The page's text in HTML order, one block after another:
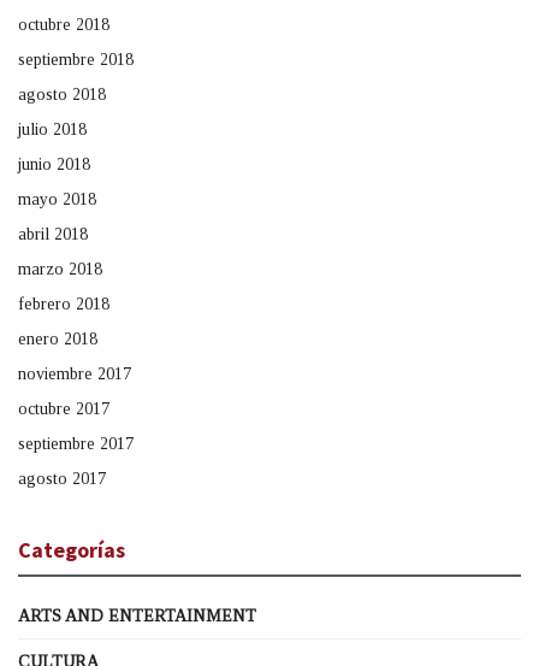
octubre 2018
septiembre 2018
agosto 2018
julio 2018
junio 2018
mayo 2018
abril 2018
marzo 2018
febrero 2018
enero 2018
noviembre 2017
octubre 2017
septiembre 2017
agosto 2017
Categorías
ARTS AND ENTERTAINMENT
CULTURA